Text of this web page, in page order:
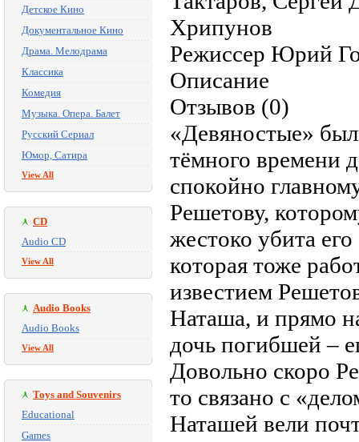
Детское Кино
Документальное Кино
Драма. Мелодрама
Классика
Комедия
Музыка. Опера. Балет
Русский Сериал
Юмор, Сатира
View All
CD
Audio CD
View All
Audio Books
Audio Books
View All
Toys and Souvenirs
Educational
Games
Хрипунов
Режиссер Юрий
Описание
Отзывов (0)
«Девяностые»
тёмного времени
спокойно
Решетову,
жестоко убита
которая тоже
известием
Наташа, и прямо
дочь погибшей –
Довольно скоро
то связано с
Наташей вели